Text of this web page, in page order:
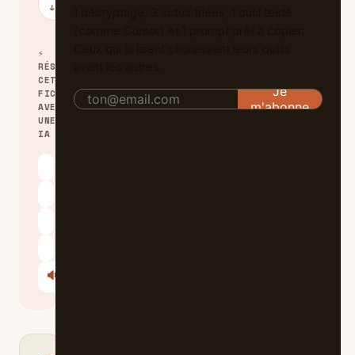
↓
⚡
RÉSUMER
CETTE
FICHE
AVEC
UNE
IA
ChatGPT
Claude
Perplexity
Le Chat
🔊
Écouter